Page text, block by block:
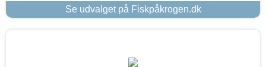
Se udvalget på Fiskpåkrogen.dk